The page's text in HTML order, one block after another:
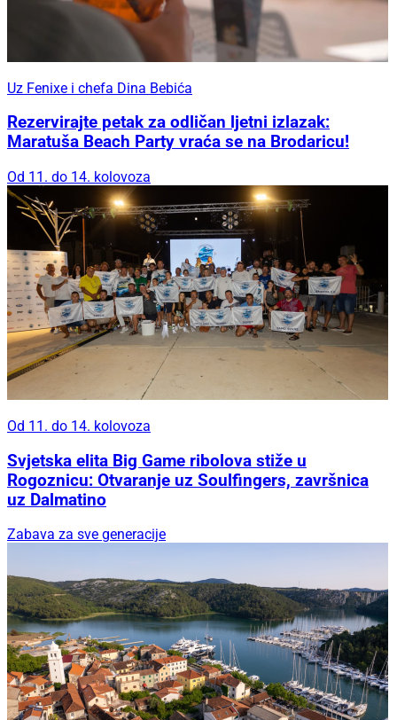
Uz Fenixe i chefa Dina Bebića
Rezervirajte petak za odličan ljetni izlazak:
Maratuša Beach Party vraća se na Brodaricu!
Od 11. do 14. kolovoza
Od 11. do 14. kolovoza
Svjetska elita Big Game ribolova stiže u
Rogoznicu: Otvaranje uz Soulfingers, završnica
uz Dalmatino
Zabava za sve generacije